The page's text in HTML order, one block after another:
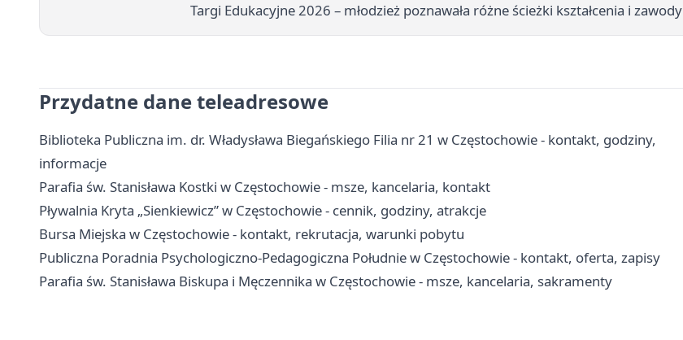
Targi Edukacyjne 2026 – młodzież poznawała różne ścieżki kształcenia i zawody
Przydatne dane teleadresowe
Biblioteka Publiczna im. dr. Władysława Biegańskiego Filia nr 21 w Częstochowie - kontakt, godziny,
informacje
Parafia św. Stanisława Kostki w Częstochowie - msze, kancelaria, kontakt
Pływalnia Kryta „Sienkiewicz” w Częstochowie - cennik, godziny, atrakcje
Bursa Miejska w Częstochowie - kontakt, rekrutacja, warunki pobytu
Publiczna Poradnia Psychologiczno-Pedagogiczna Południe w Częstochowie - kontakt, oferta, zapisy
Parafia św. Stanisława Biskupa i Męczennika w Częstochowie - msze, kancelaria, sakramenty